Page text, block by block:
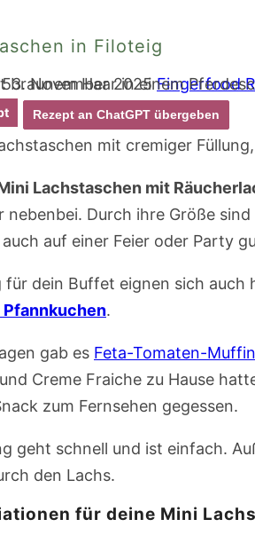
in Filoteig
3. November 2025 Fingerfood
Rezept an ChatGPT übergeben
Lachstaschen mit
nebenbei. Durch ihre Größe
auf einer Feier oder Party
für dein Buffet eignen sich
.
gab es Feta-Tomaten-
Creme Fraiche zu Hause
zum Fernsehen gegessen.
geht schnell und ist einfach.
den Lachs.
für deine Mini